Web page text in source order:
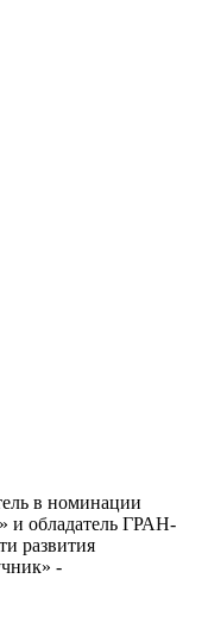
в номинации
и обладатель ГРАН-
развития
-